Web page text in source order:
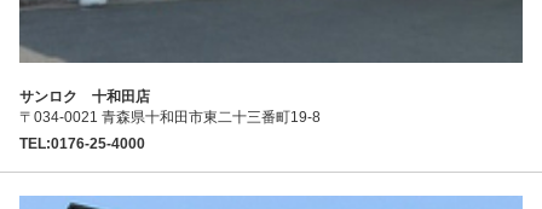
サンロク 十和田店
〒034-0021 青森県十和田市東二十三番町19-8
TEL:0176-25-4000